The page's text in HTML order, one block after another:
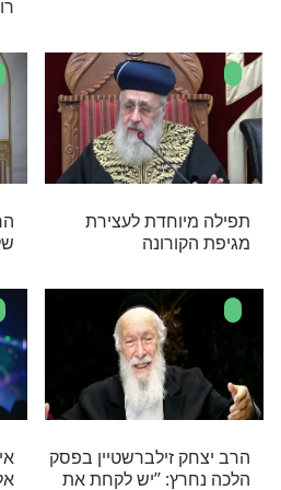
מגיפת הקורונה שינתה סדרי
ביותר שלה הוא תפוחי אדמה.
ובצריכתו
- מונעים
שלכם